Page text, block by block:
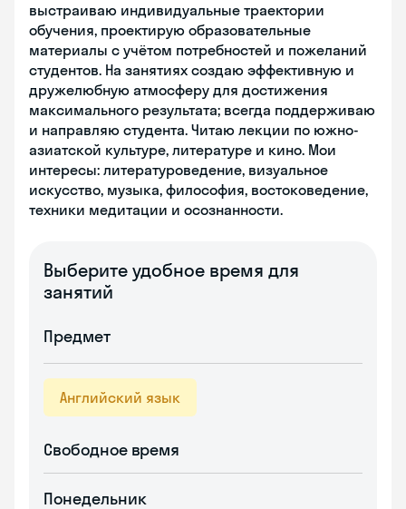
выстраиваю индивидуальные траектории
обучения, проектирую образовательные
материалы с учётом потребностей и пожеланий
студентов. На занятиях создаю эффективную и
дружелюбную атмосферу для достижения
максимального результата; всегда поддерживаю
и направляю студента. Читаю лекции по южно-
азиатской культуре, литературе и кино. Мои
интересы: литературоведение, визуальное
искусство, музыка, философия, востоковедение,
техники медитации и осознанности.
Выберите удобное время для
занятий
Предмет
Английский язык
Свободное время
Понедельник